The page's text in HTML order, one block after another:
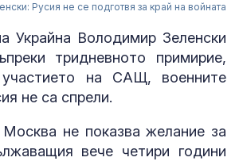
Русия не се подготвя за край на войната
Украйна Володимир Зеленски
тридневното примирие,
участието на САЩ, военните
не са спрели.
не показва желание за
вече четири години